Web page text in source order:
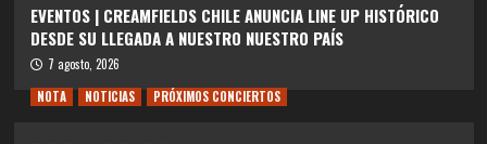
EVENTOS | CREAMFIELDS CHILE ANUNCIA LINE UP HISTÓRICO
DESDE SU LLEGADA A NUESTRO NUESTRO PAÍS
7 agosto, 2026
NOTA
NOTICIAS PRÓXIMOS CONCIERTOS